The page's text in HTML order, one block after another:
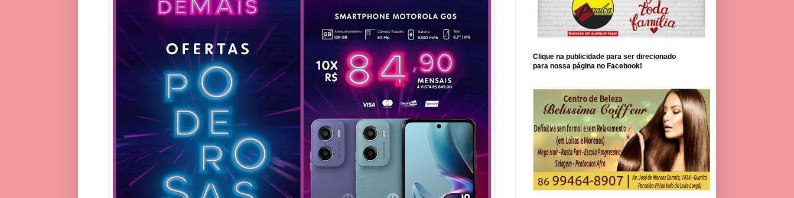
Clique na publicidade para ser direcionado
para nossa página no Facebook!